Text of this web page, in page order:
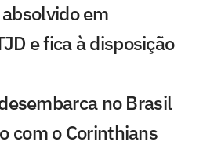
em
e fica à disposição
no Brasil
com o Corinthians